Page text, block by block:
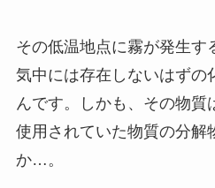
その低温地点に霧が発生す
気中には存在しないはずの
んです。しかも、その物質
使用されていた物質の分解
か…。